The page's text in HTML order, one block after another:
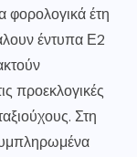
φορολογικά έτη
έντυπα Ε2
προεκλογικές
Στη